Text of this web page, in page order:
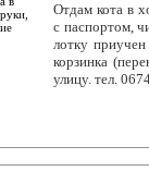
Отдам кота в
с паспортом,
лотку
корзинка
улицу. тел.